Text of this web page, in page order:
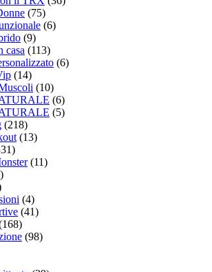
(75)
(6)
(9)
casa (113)
(6)
(14)
(10)
(6)
(5)
(218)
(13)
(11)
(4)
(41)
(98)